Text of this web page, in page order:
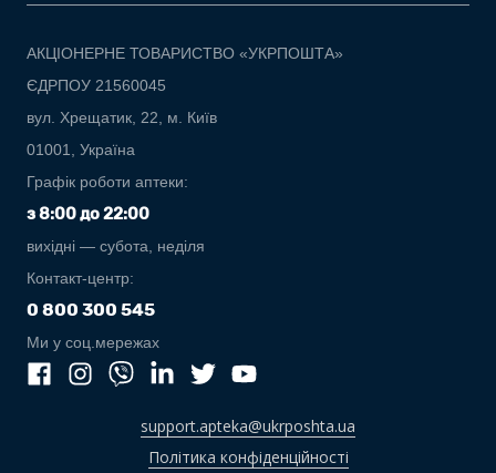
АКЦІОНЕРНЕ ТОВАРИСТВО «УКРПОШТА»
ЄДРПОУ 21560045
вул. Хрещатик, 22, м. Київ
01001, Україна
Графік роботи аптеки:
з 8:00 до 22:00
вихідні — субота, неділя
Контакт-центр:
0 800 300 545
Ми у соц.мережах
support.apteka@ukrposhta.ua
Політика конфіденційності